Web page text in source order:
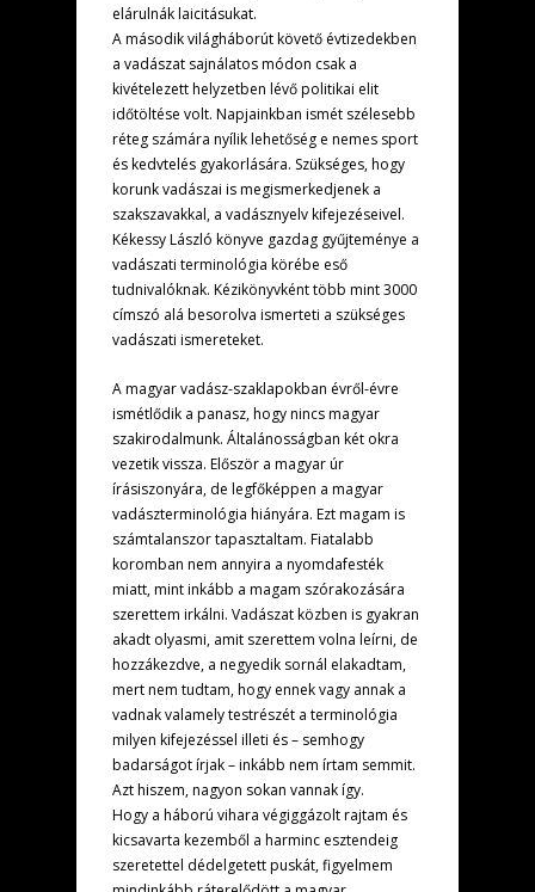
elárulnák laicitásukat.
A második világháborút követő évtizedekben
a vadászat sajnálatos módon csak a
kivételezett helyzetben lévő politikai elit
időtöltése volt. Napjainkban ismét szélesebb
réteg számára nyílik lehetőség e nemes sport
és kedvtelés gyakorlására. Szükséges, hogy
korunk vadászai is megismerkedjenek a
szakszavakkal, a vadásznyelv kifejezéseivel.
Kékessy László könyve gazdag gyűjteménye a
vadászati terminológia körébe eső
tudnivalóknak. Kézikönyvként több mint 3000
címszó alá besorolva ismerteti a szükséges
vadászati ismereteket.
A magyar vadász-szaklapokban évről-évre
ismétlődik a panasz, hogy nincs magyar
szakirodalmunk. Általánosságban két okra
vezetik vissza. Először a magyar úr
írásiszonyára, de legfőképpen a magyar
vadászterminológia hiányára. Ezt magam is
számtalanszor tapasztaltam. Fiatalabb
koromban nem annyira a nyomdafesték
miatt, mint inkább a magam szórakozására
szerettem irkálni. Vadászat közben is gyakran
akadt olyasmi, amit szerettem volna leírni, de
hozzákezdve, a negyedik sornál elakadtam,
mert nem tudtam, hogy ennek vagy annak a
vadnak valamely testrészét a terminológia
milyen kifejezéssel illeti és – semhogy
badarságot írjak – inkább nem írtam semmit.
Azt hiszem, nagyon sokan vannak így.
Hogy a háború vihara végiggázolt rajtam és
kicsavarta kezemből a harminc esztendeig
szeretettel dédelgetett puskát, figyelmem